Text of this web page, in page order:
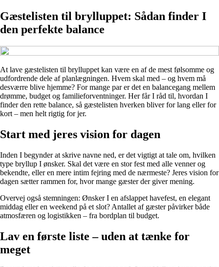
Gæstelisten til brylluppet: Sådan finder I
den perfekte balance
At lave gæstelisten til brylluppet kan være en af de mest følsomme og
udfordrende dele af planlægningen. Hvem skal med – og hvem må
desværre blive hjemme? For mange par er det en balancegang mellem
drømme, budget og familieforventninger. Her får I råd til, hvordan I
finder den rette balance, så gæstelisten hverken bliver for lang eller for
kort – men helt rigtig for jer.
Start med jeres vision for dagen
Inden I begynder at skrive navne ned, er det vigtigt at tale om, hvilken
type bryllup I ønsker. Skal det være en stor fest med alle venner og
bekendte, eller en mere intim fejring med de nærmeste? Jeres vision for
dagen sætter rammen for, hvor mange gæster der giver mening.
Overvej også stemningen: Ønsker I en afslappet havefest, en elegant
middag eller en weekend på et slot? Antallet af gæster påvirker både
atmosfæren og logistikken – fra bordplan til budget.
Lav en første liste – uden at tænke for
meget